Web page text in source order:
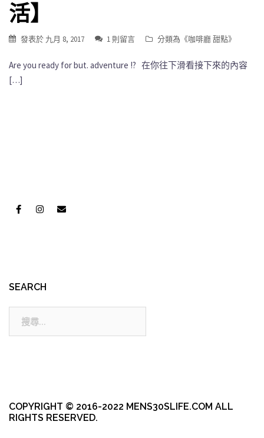
活】
發表於 九月 8, 2017 1 則留言 分類為《咖啡廳 甜點》
Are you ready for but. adventure !? 在你往下滑看接下來的內容
[…]
SEARCH
COPYRIGHT © 2016-2022 MENS30SLIFE.COM ALL
RIGHTS RESERVED.